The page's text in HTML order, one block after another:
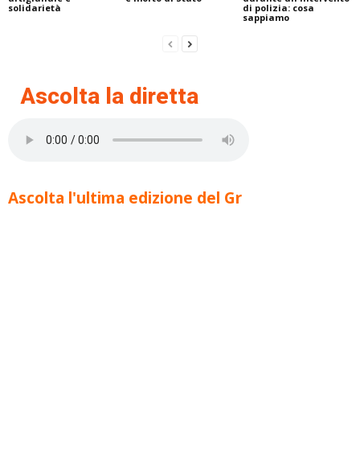
solidarietà
di polizia: cosa
sappiamo
Ascolta la diretta
Ascolta l'ultima edizione del Gr